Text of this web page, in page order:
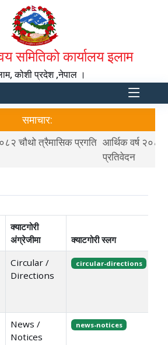
समितिको कार्यालय इलाम
कोशी प्रदेश ,नेपाल ।
समाचार:
चौथो त्रैमासिक प्रगति आर्थिक वर्ष
प्रतिवेदन
क्याटगोरी
अंग्रेजीमा
क्याटगोरी स्लग
Circular /
Directions
circular-directions
News /
Notices
news-notices